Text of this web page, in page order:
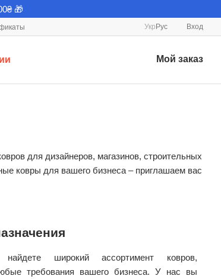
🎁
Укр Рус Вход
Мой заказ
для дизайнеров, магазинов, строительных
ковры для вашего бизнеса – приглашаем вас
широкий ассортимент ковров,
требования вашего бизнеса. У нас вы